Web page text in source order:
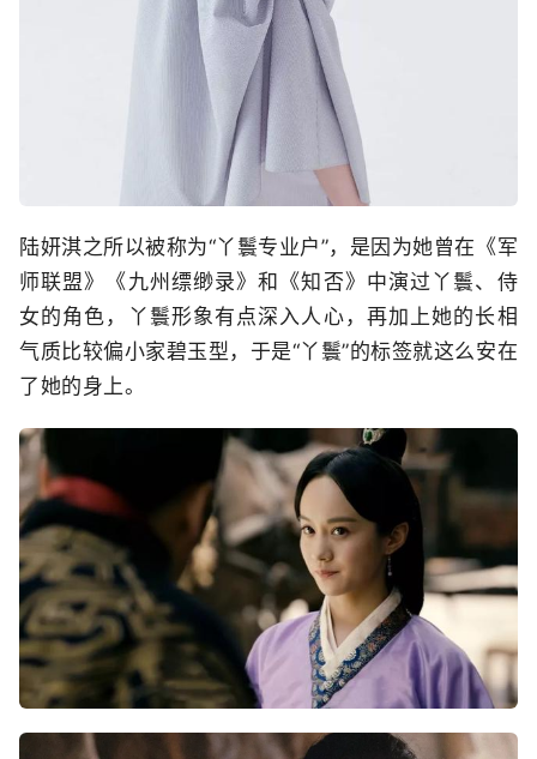
陆妍淇之所以被称为“丫鬟专业户”，是因为她曾在《军
师联盟》《九州缥缈录》和《知否》中演过丫鬟、侍
女的角色，丫鬟形象有点深入人心，再加上她的长相
气质比较偏小家碧玉型，于是“丫鬟”的标签就这么安在
了她的身上。